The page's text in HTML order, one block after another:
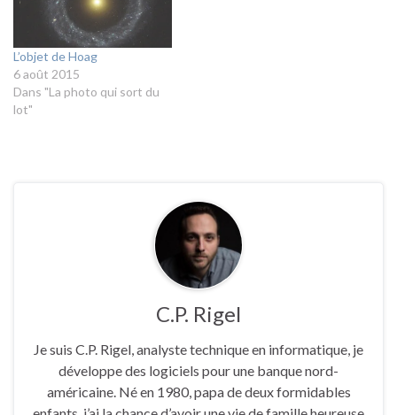
L’objet de Hoag
6 août 2015
Dans "La photo qui sort du
lot"
C.P. Rigel
Je suis C.P. Rigel, analyste technique en informatique, je
développe des logiciels pour une banque nord-
américaine. Né en 1980, papa de deux formidables